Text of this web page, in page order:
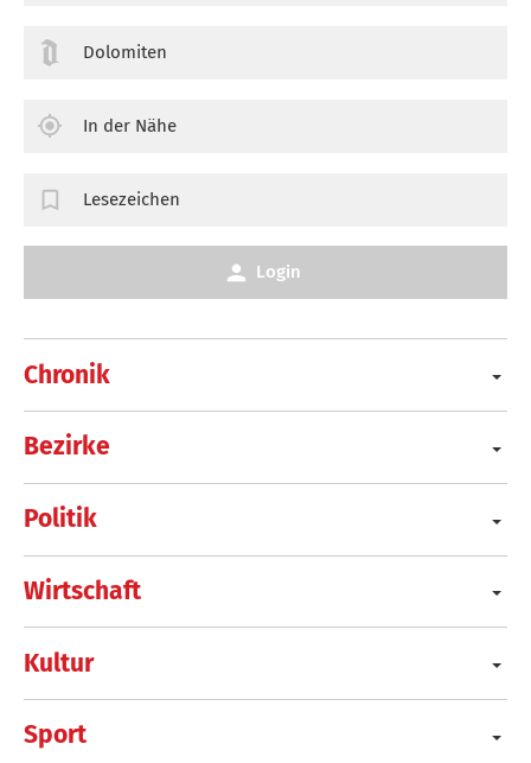
Chronik
Bezirke
Politik
Wirtschaft
Kultur
Sport
Dolomiten
In der Nähe
Lesezeichen
Login